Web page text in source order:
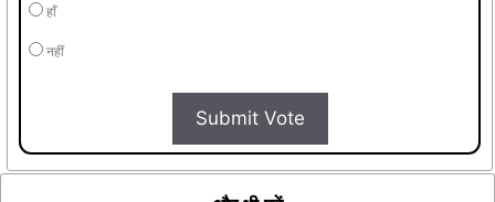
हाँ
नहीं
Submit Vote